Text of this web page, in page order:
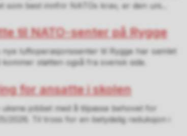
som best innfrir NATOs krav, er den uni...
til NATO-senter på Rygge
luftoperasjonssenter til Rygge har samlet
støtten også fra svensk side.
for ansatte i skolen
jobbet med å tilpasse behovet for
2026. Til tross for en betydelig reduksjon i